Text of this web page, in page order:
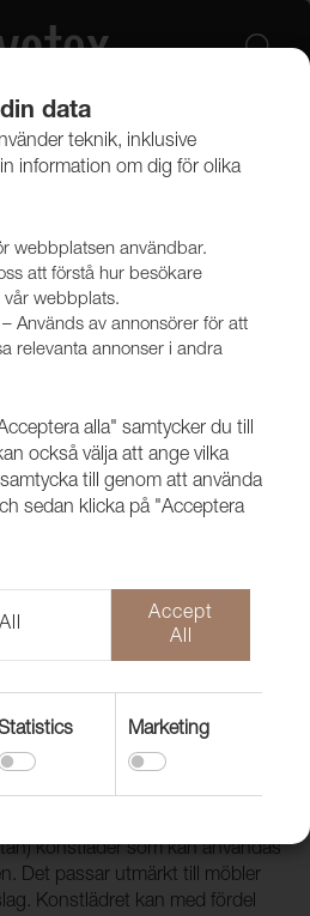
Konstläder & konstskinn
61602 Baby
konstläder som kan användas
Det passar utmärkt till möbler
Konstlädret kan med fördel
data
teknik, inklusive
information om dig för olika
webbplatsen användbar.
att förstå hur besökare
vår webbplats.
Används av annonsörer för att
relevanta annonser i andra
alla" samtycker du till
också välja att ange vilka
till genom att använda
sedan klicka på "Acceptera
Accept
All
Marketing